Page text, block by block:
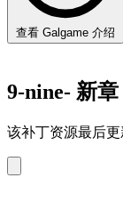
查看 Galgame 介绍
9-nine- 新
该补丁资源最后